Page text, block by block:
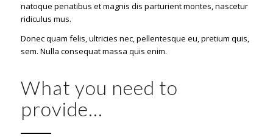
natoque penatibus et magnis dis parturient montes, nascetur
ridiculus mus.
Donec quam felis, ultricies nec, pellentesque eu, pretium quis,
sem. Nulla consequat massa quis enim.
What you need to
provide…